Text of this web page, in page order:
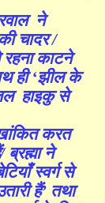
ने
चादर /
काटने
ही‘झील के
हाइकु से
करत
ब्रह्मा ने
स्वर्ग से
हैं’ तथा